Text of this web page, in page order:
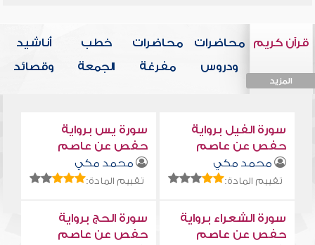
قرآن كريم
المزيد
محاضرات
ودروس
محاضرات
مفرغة
خطب
الجمعة
أناشيد
وقصائد
سورة الفيل برواية
حفص عن عاصم
محمد مكي
تقييم المادة:
سورة يس برواية
حفص عن عاصم
محمد مكي
تقييم المادة:
سورة الشعراء برواية
حفص عن عاصم
سورة الحج برواية
حفص عن عاصم